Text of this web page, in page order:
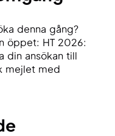
denna gång?
öppet: HT 2026:
din ansökan till
mejlet med